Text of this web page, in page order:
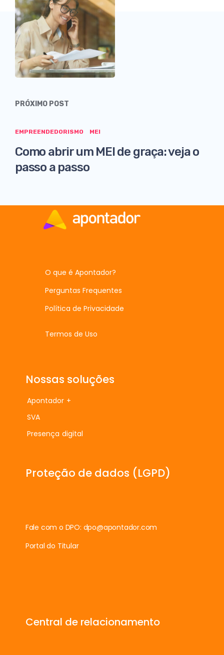
PRÓXIMO POST
EMPREENDEDORISMO MEI
Como abrir um MEI de graça: veja o
passo a passo
O que é Apontador?
Perguntas Frequentes
Política de Privacidade
Termos de Uso
Nossas soluções
Apontador +
SVA
Presença digital
Proteção de dados (LGPD)
Fale com o DPO: dpo@apontador.com
Portal do Titular
Central de relacionamento